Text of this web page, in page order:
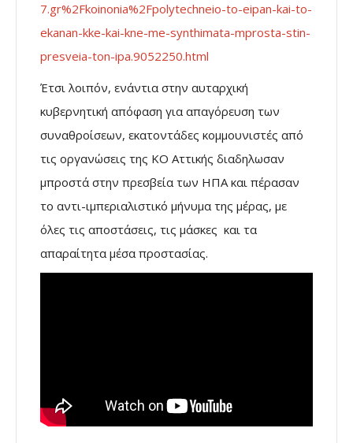
7.gr%2Fkoinonia%2Fpolytechneio-to-eipan-kai-to-
ekanan-kke-kai-kne-me-synthimata-mprosta-stin-
presveia-ton-ipa.9052250.html
Έτσι λοιπόν, ενάντια στην αυταρχική
κυβερνητική απόφαση για απαγόρευση των
συναθροίσεων, εκατοντάδες κομμουνιστές από
τις οργανώσεις της ΚΟ Αττικής διαδηλωσαν
μπροστά στην πρεσβεία των ΗΠΑ και πέρασαν
το αντι-ιμπεριαλιστικό μήνυμα της μέρας, με
όλες τις αποστάσεις, τις μάσκες και τα
απαραίτητα μέσα προστασίας.